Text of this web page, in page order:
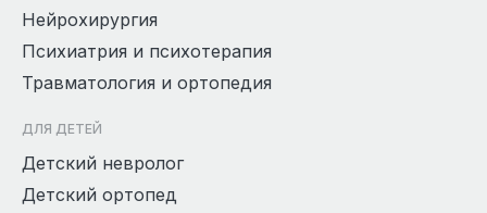
Нейрохирургия
Психиатрия и психотерапия
Травматология и ортопедия
ДЛЯ ДЕТЕЙ
Детский невролог
Детский ортопед